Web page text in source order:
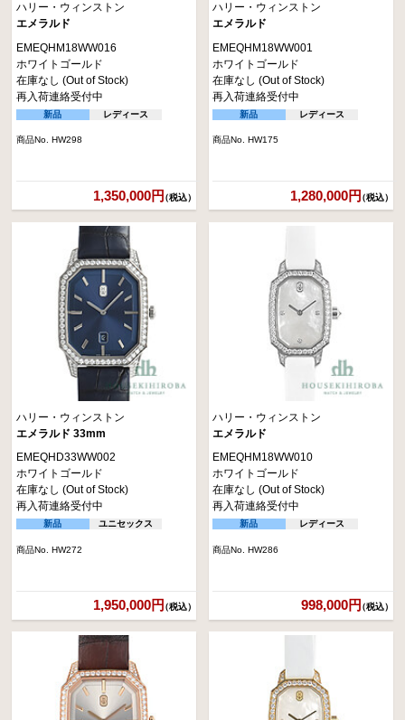
ハリー・ウィンストン
エメラルド
EMEQHM18WW016
ホワイトゴールド
在庫なし (Out of Stock)
再入荷連絡受付中
新品 レディース
商品No. HW298
1,350,000円（税込）
ハリー・ウィンストン
エメラルド
EMEQHM18WW001
ホワイトゴールド
在庫なし (Out of Stock)
再入荷連絡受付中
新品 レディース
商品No. HW175
1,280,000円（税込）
ハリー・ウィンストン
エメラルド 33mm
EMEQHD33WW002
ホワイトゴールド
在庫なし (Out of Stock)
再入荷連絡受付中
新品 ユニセックス
商品No. HW272
1,950,000円（税込）
ハリー・ウィンストン
エメラルド
EMEQHM18WW010
ホワイトゴールド
在庫なし (Out of Stock)
再入荷連絡受付中
新品 レディース
商品No. HW286
998,000円（税込）